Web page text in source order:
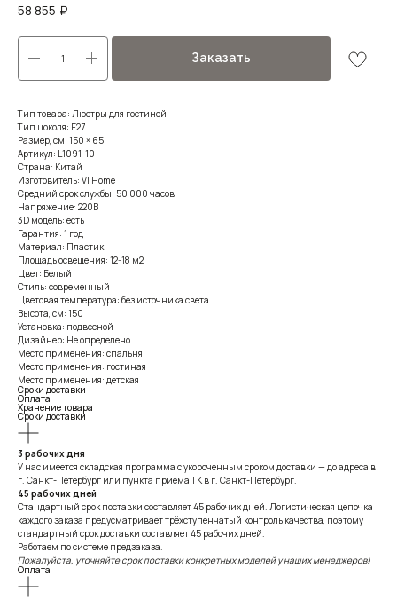
58 855 ₽
Заказать
Тип товара: Люстры для гостиной
Тип цоколя: E27
Размер, см: 150 × 65
Артикул: L1091-10
Страна: Китай
Изготовитель: VI Home
Средний срок службы: 50 000 часов
Напряжение: 220В
3D модель: есть
Гарантия: 1 год
Материал: Пластик
Площадь освещения: 12-18 м2
Цвет: Белый
Стиль: современный
Цветовая температура: без источника света
Высота, см: 150
Установка: подвесной
Дизайнер: Не определено
Место применения: спальня
Место применения: гостиная
Место применения: детская
Сроки доставки
Оплата
Хранение товара
Сроки доставки
3 рабочих дня
У нас имеется складская программа с укороченным сроком доставки — до адреса в
г. Санкт-Петербург или пункта приёма ТК в г. Санкт-Петербург.
45 рабочих дней
Стандартный срок поставки составляет 45 рабочих дней. Логистическая цепочка
каждого заказа предусматривает трёхступенчатый контроль качества, поэтому
стандартный срок доставки составляет 45 рабочих дней.
Работаем по системе предзаказа.
Пожалуйста, уточняйте срок поставки конкретных моделей у наших менеджеров!
Оплата